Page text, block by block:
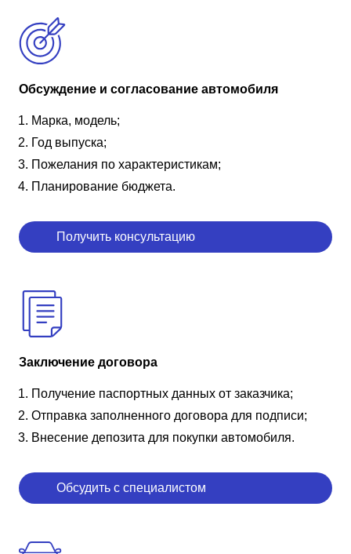
Обсуждение и согласование автомобиля
Марка, модель;
Год выпуска;
Пожелания по характеристикам;
Планирование бюджета.
Получить консультацию
Заключение договора
Получение паспортных данных от заказчика;
Отправка заполненного договора для подписи;
Внесение депозита для покупки автомобиля.
Обсудить с специалистом